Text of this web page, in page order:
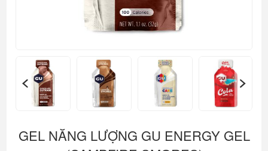
GEL NĂNG LƯỢNG GU ENERGY GEL